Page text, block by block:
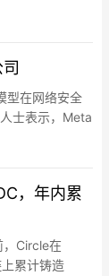
当前攻防力
继续担任
型在网络安全
士表示，Meta
其内部系统，
互联网。Meta
，年内累
Circle在
累计铸造